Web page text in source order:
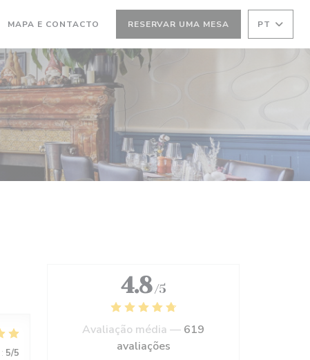
MAPA E CONTACTO RESERVAR UMA MESA PT
: 5/5
4.8 /5
Avaliação média — 619
avaliações